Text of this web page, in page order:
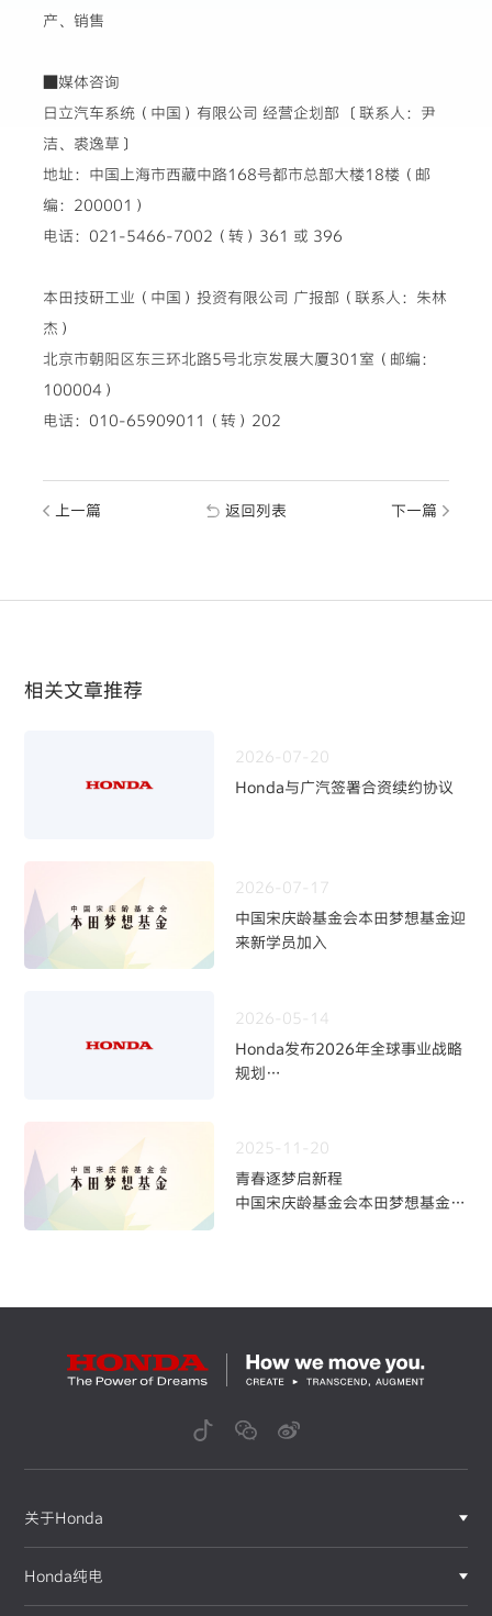
产、销售
■媒体咨询
日立汽车系统（中国）有限公司 经营企划部 〔联系人：尹
洁、裘逸草〕
地址：中国上海市西藏中路168号都市总部大楼18楼（邮
编：200001）
电话：021-5466-7002（转）361 或 396
本田技研工业（中国）投资有限公司 广报部（联系人：朱林
杰）
北京市朝阳区东三环北路5号北京发展大厦301室（邮编：
100004）
电话：010-65909011（转）202
上一篇 返回列表 下一篇
相关文章推荐
2026-07-20
Honda与广汽签署合资续约协议
2026-07-17
中国宋庆龄基金会本田梦想基金迎
来新学员加入
2026-05-14
Honda发布2026年全球事业战略
规划
2025-11-20
青春逐梦启新程
中国宋庆龄基金会本田梦想基金第
关于Honda
Honda纯电